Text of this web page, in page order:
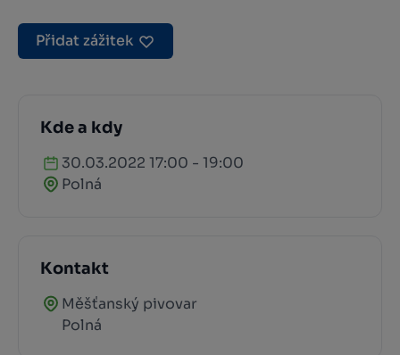
Přidat zážitek
Kde a kdy
30.03.2022 17:00 - 19:00
Polná
Kontakt
Měšťanský pivovar
Polná